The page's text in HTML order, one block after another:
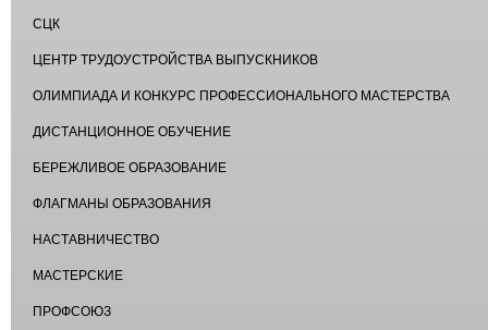
СЦК
ЦЕНТР ТРУДОУСТРОЙСТВА ВЫПУСКНИКОВ
ОЛИМПИАДА И КОНКУРС ПРОФЕССИОНАЛЬНОГО МАСТЕРСТВА
ДИСТАНЦИОННОЕ ОБУЧЕНИЕ
БЕРЕЖЛИВОЕ ОБРАЗОВАНИЕ
ФЛАГМАНЫ ОБРАЗОВАНИЯ
НАСТАВНИЧЕСТВО
МАСТЕРСКИЕ
ПРОФСОЮЗ